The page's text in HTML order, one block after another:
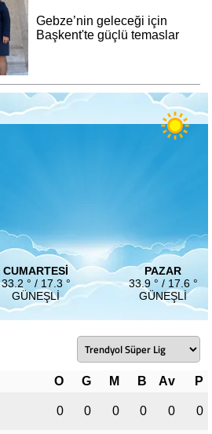
Gebze’nin geleceği için
Başkent'te güçlü temaslar
CUMARTESI
33.2 ° / 17.3 °
GÜNEŞLI
PAZAR
33.9 ° / 17.6 °
GÜNEŞLI
O G M B Av
P
0 0 0 0 0 0